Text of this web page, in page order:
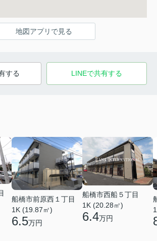
地図アプリで見る
する LINEで共有する
船橋市前原西１丁目
1K (19.87㎡)
6.5万円
船橋市西船５丁目
1K (20.28㎡)
6.4万円